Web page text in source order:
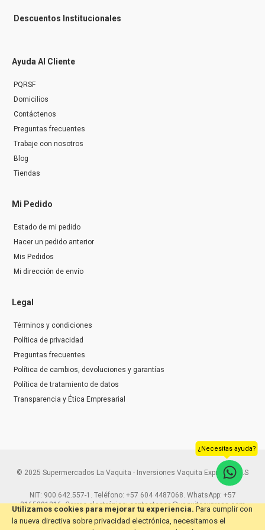
Utilizamos cookies para mejorar tu experiencia. Para cumplir con
la nueva directiva sobre privacidad electrónica, necesitamos el
Descuentos Institucionales
Ayuda Al Cliente
PQRSF
Domicilios
Contáctenos
Preguntas frecuentes
Trabaje con nosotros
Blog
Tiendas
Mi Pedido
Estado de mi pedido
Hacer un pedido anterior
Mis Pedidos
Mi dirección de envío
Legal
Términos y condiciones
Política de privacidad
Preguntas frecuentes
Política de cambios, devoluciones y garantías
Política de tratamiento de datos
Transparencia y Ética Empresarial
© 2025 Supermercados La Vaquita - Inversiones Vaquita Express S.A.S
NIT: 900.642.557-1. Teléfono: +57 604 4487068. WhatsApp: +57
3165291216. Correo electrónico: contactenos@vaquitaexpress.com
¿Necesitas ayuda?